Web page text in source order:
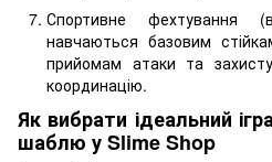
Спортивне фехтування
навчаються базовим
прийомам атаки та
координацію.
Як вибрати ідеальний
шаблю у Slime Shop